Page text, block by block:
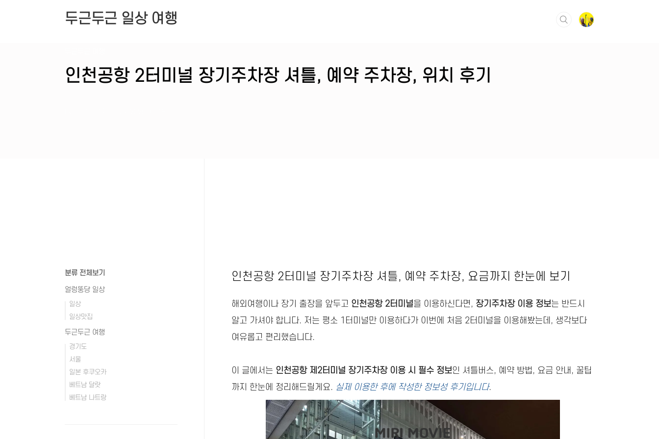
두근두근 일상 여행
인천공항 2터미널 장기주차장 셔틀, 예약 주차장, 위치 후기
인천공항 2터미널 장기주차장 셔틀, 예약 주차장, 요금까지 한눈에 보기
해외여행이나 장기 출장을 앞두고 인천공항 2터미널을 이용하신다면, 장기주차장 이용 정보는 반드시
알고 가셔야 합니다. 저는 평소 1터미널만 이용하다가 이번에 처음 2터미널을 이용해봤는데, 생각보다
여유롭고 편리했습니다.
이 글에서는 인천공항 제2터미널 장기주차장 이용 시 필수 정보인 셔틀버스, 예약 방법, 요금 안내, 꿀팁
까지 한눈에 정리해드릴게요. 실제 이용한 후에 작성한 정보성 후기입니다.
분류 전체보기
얼렁뚱당 일상
일상
일상맛집
두근두근 여행
경기도
서울
일본 후쿠오카
베트남 달랏
베트남 나트랑